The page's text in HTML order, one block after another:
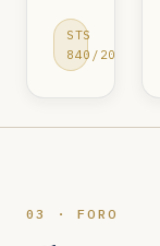
STS
840/2013
03 · FORO